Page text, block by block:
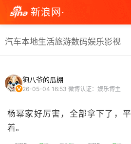
新浪网·
汽车本地生活旅游数码娱乐影视
狗八爷的瓜棚
26-05-04 16:53 微博认证：娱乐博主
杨幂家好厉害，全部拿下了，
着。 ​